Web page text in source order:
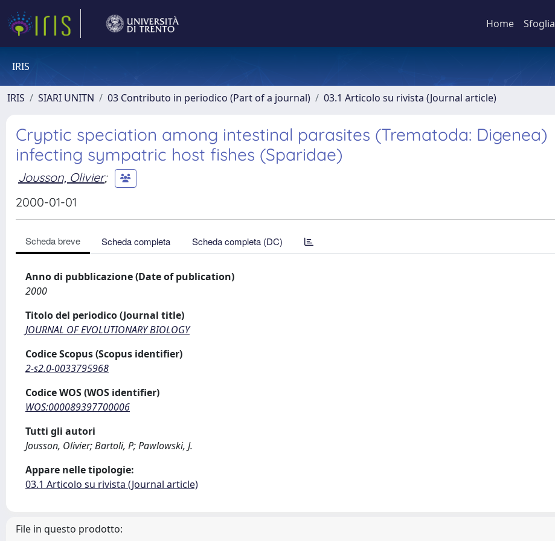
Home Sfoglia
IRIS
IRIS SIARI UNITN 03 Contributo in periodico (Part of a journal) 03.1 Articolo su rivista (Journal article)
Cryptic speciation among intestinal parasites (Trematoda: Digenea)
infecting sympatric host fishes (Sparidae)
Jousson, Olivier;
2000-01-01
Scheda breve Scheda completa Scheda completa (DC)
Anno di pubblicazione (Date of publication)
2000
Titolo del periodico (Journal title)
JOURNAL OF EVOLUTIONARY BIOLOGY
Codice Scopus (Scopus identifier)
2-s2.0-0033795968
Codice WOS (WOS identifier)
WOS:000089397700006
Tutti gli autori
Jousson, Olivier; Bartoli, P; Pawlowski, J.
Appare nelle tipologie:
03.1 Articolo su rivista (Journal article)
File in questo prodotto: